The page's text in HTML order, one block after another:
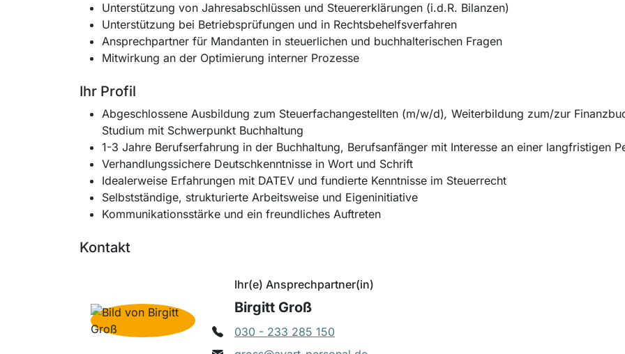
Unterstützung von Jahresabschlüssen und Steuererklärungen (i.d.R. Bilanzen)
Unterstützung bei Betriebsprüfungen und in Rechtsbehelfsverfahren
Ansprechpartner für Mandanten in steuerlichen und buchhalterischen Fragen
Mitwirkung an der Optimierung interner Prozesse
Ihr Profil
Abgeschlossene Ausbildung zum Steuerfachangestellten (m/w/d), Weiterbildung zum/zur
Studium mit Schwerpunkt Buchhaltung
1-3 Jahre Berufserfahrung in der Buchhaltung, Berufsanfänger mit Interesse an einer langfristigen
Verhandlungssichere Deutschkenntnisse in Wort und Schrift
Idealerweise Erfahrungen mit DATEV und fundierte Kenntnisse im Steuerrecht
Selbstständige, strukturierte Arbeitsweise und Eigeninitiative
Kommunikationsstärke und ein freundliches Auftreten
Kontakt
Ihr(e) Ansprechpartner(in)
Birgitt Groß
030 - 233 285 150